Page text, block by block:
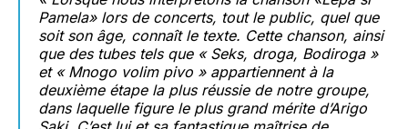
Pamela» lors de concerts, tout le public, quel que
soit son âge, connaît le texte. Cette chanson, ainsi
que des tubes tels que « Seks, droga, Bodiroga »
et « Mnogo volim pivo » appartiennent à la
deuxième étape la plus réussie de notre groupe,
dans laquelle figure le plus grand mérite d’Arigo